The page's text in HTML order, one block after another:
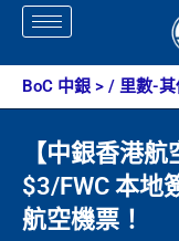
Skip
content
BoC 中銀 > / 里數-
【中銀香港
$3/FWC 本地
航空機票！